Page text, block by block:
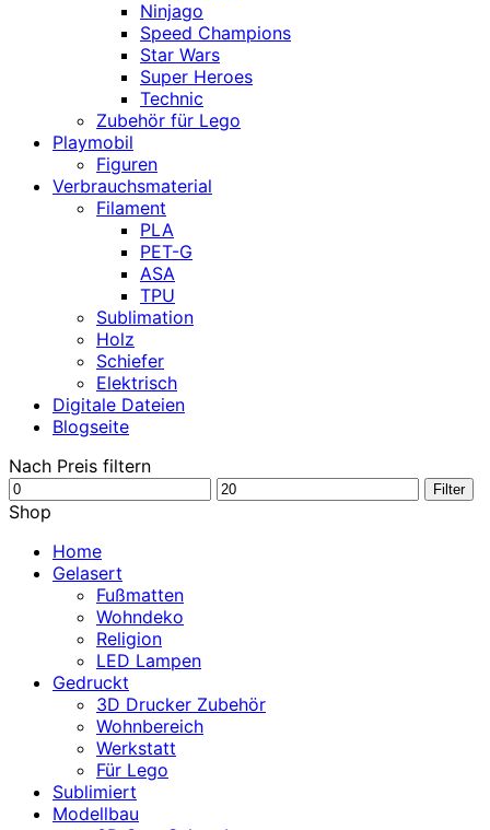
Ninjago
Speed Champions
Star Wars
Super Heroes
Technic
Zubehör für Lego
Playmobil
Figuren
Verbrauchsmaterial
Filament
PLA
PET-G
ASA
TPU
Sublimation
Holz
Schiefer
Elektrisch
Digitale Dateien
Blogseite
Nach Preis filtern
Min.
Preis
Max.
Filter
Shop
Home
Gelasert
Fußmatten
Wohndeko
Religion
LED Lampen
Gedruckt
3D Drucker Zubehör
Wohnbereich
Werkstatt
Für Lego
Sublimiert
Modellbau